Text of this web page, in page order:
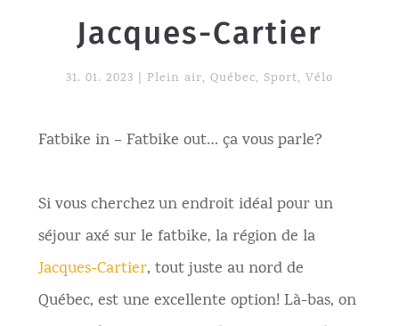
Jacques-Cartier
31. 01. 2023 Plein air, Québec, Sport, Vélo
Fatbike in – Fatbike out… ça vous parle?
Si vous cherchez un endroit idéal pour un
séjour axé sur le fatbike, la région de la
Jacques-Cartier, tout juste au nord de
Québec, est une excellente option! Là-bas, on